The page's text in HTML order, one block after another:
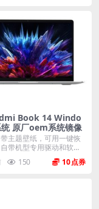
Book 14 Windo
原厂oem系统镜像
主题壁纸，可用一键恢
带机型专用驱动和软
恢复到出厂时...
150 10